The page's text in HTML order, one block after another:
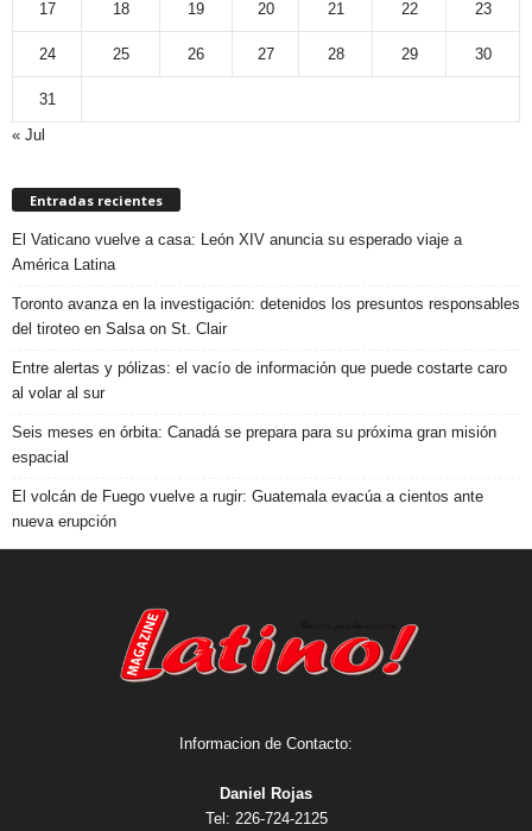
17 18 19 20 21 22 23
24 25 26 27 28 29 30
31
« Jul
Entradas recientes
El Vaticano vuelve a casa: León XIV anuncia su esperado viaje a
América Latina
Toronto avanza en la investigación: detenidos los presuntos responsables
del tiroteo en Salsa on St. Clair
Entre alertas y pólizas: el vacío de información que puede costarte caro
al volar al sur
Seis meses en órbita: Canadá se prepara para su próxima gran misión
espacial
El volcán de Fuego vuelve a rugir: Guatemala evacúa a cientos ante
nueva erupción
Informacion de Contacto:
Daniel Rojas
Tel: 226-724-2125